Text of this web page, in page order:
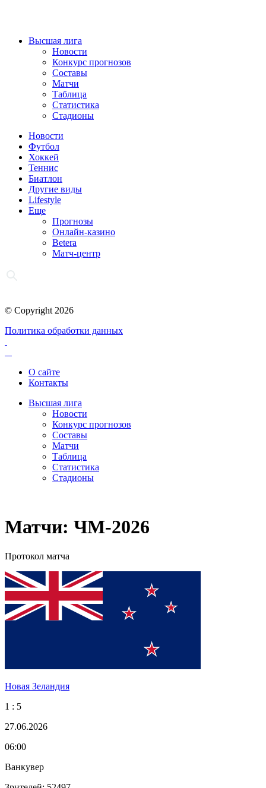
Высшая лига
Новости
Конкурс прогнозов
Составы
Матчи
Таблица
Статистика
Стадионы
Новости
Футбол
Хоккей
Теннис
Биатлон
Другие виды
Lifestyle
Еще
Прогнозы
Онлайн-казино
Betera
Матч-центр
© Copyright 2026
Политика обработки данных
О сайте
Контакты
Высшая лига
Новости
Конкурс прогнозов
Составы
Матчи
Таблица
Статистика
Стадионы
Матчи: ЧМ-2026
Протокол матча
Новая Зеландия
1 : 5
27.06.2026
06:00
Ванкувер